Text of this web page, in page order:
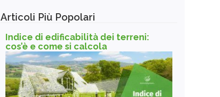
Articoli Più Popolari
Indice di edificabilità dei terreni:
cos’è e come si calcola